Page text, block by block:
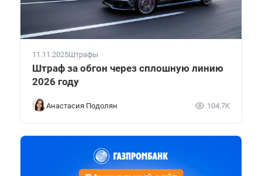
11.11.2025Штрафы
Штраф за обгон через сплошную линию
2026 году
Анастасия Подолян 104.7K